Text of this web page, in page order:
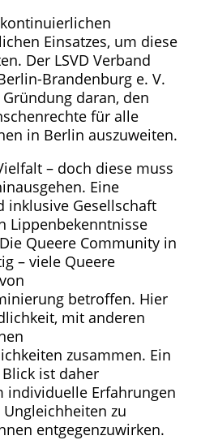
Einsatzes, um diese
Der LSVD Verband
Brandenburg e. V.
daran, den
für alle
in Berlin auszuweiten.
– doch diese muss
Eine
inklusive Gesellschaft
Lippenbekenntnisse
Queere Community in
– viele Queere
betroffen. Hier
mit anderen
zusammen. Ein
ist daher
individuelle Erfahrungen
zu
entgegenzuwirken.